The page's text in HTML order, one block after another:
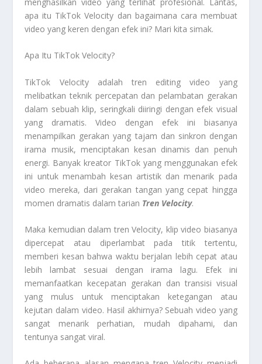
apa itu TikTok Velocity dan bagaimana cara membuat
video yang keren dengan efek ini? Mari kita simak.
Apa Itu TikTok Velocity?
TikTok Velocity adalah tren editing video yang
melibatkan teknik percepatan dan pelambatan gerakan
dalam sebuah klip, seringkali diiringi dengan efek visual
yang dramatis. Video dengan efek ini biasanya
menampilkan gerakan yang tajam dan sinkron dengan
irama musik, menciptakan kesan dinamis dan penuh
energi. Banyak kreator TikTok yang menggunakan efek
ini untuk menambah kesan artistik dan menarik pada
video mereka, dari gerakan tangan yang cepat hingga
momen dramatis dalam tarian Tren Velocity.
Maka kemudian dalam tren Velocity, klip video biasanya
dipercepat atau diperlambat pada titik tertentu,
memberi kesan bahwa waktu berjalan lebih cepat atau
lebih lambat sesuai dengan irama lagu. Efek ini
memanfaatkan kecepatan gerakan dan transisi visual
yang mulus untuk menciptakan ketegangan atau
kejutan dalam video. Hasil akhirnya? Sebuah video yang
sangat menarik perhatian, mudah dipahami, dan
tentunya sangat viral.